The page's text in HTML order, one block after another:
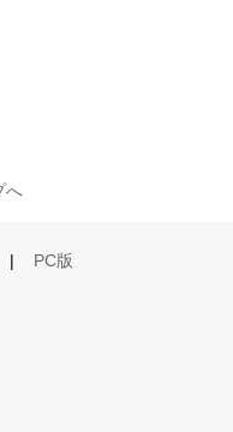
へ
| PC版